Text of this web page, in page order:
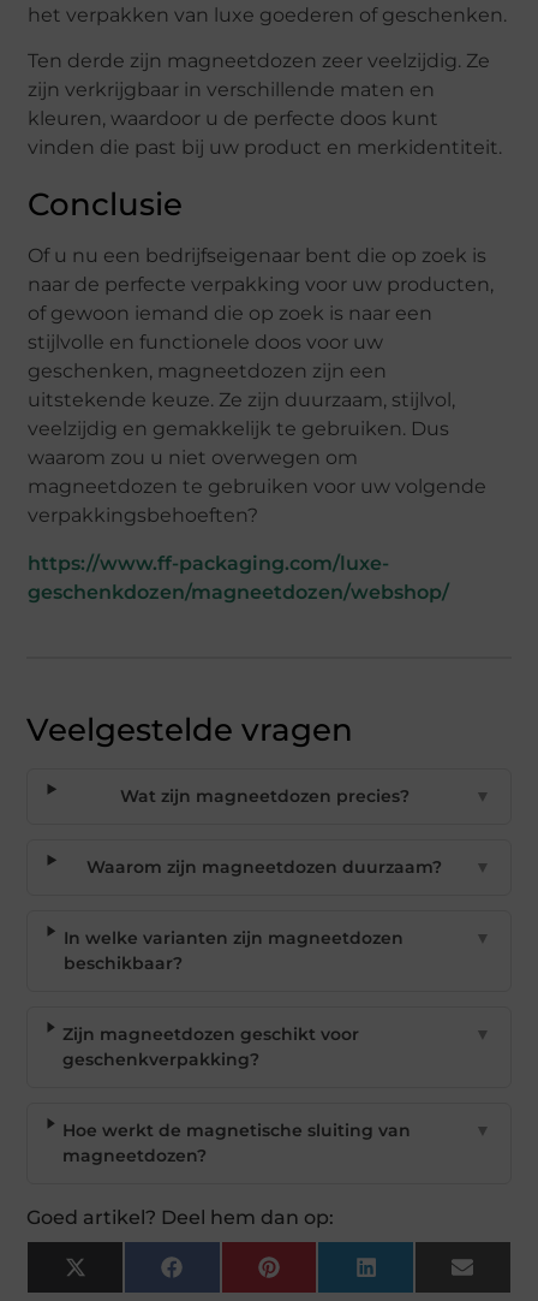
het verpakken van luxe goederen of geschenken.
Ten derde zijn magneetdozen zeer veelzijdig. Ze
zijn verkrijgbaar in verschillende maten en
kleuren, waardoor u de perfecte doos kunt
vinden die past bij uw product en merkidentiteit.
Conclusie
Of u nu een bedrijfseigenaar bent die op zoek is
naar de perfecte verpakking voor uw producten,
of gewoon iemand die op zoek is naar een
stijlvolle en functionele doos voor uw
geschenken, magneetdozen zijn een
uitstekende keuze. Ze zijn duurzaam, stijlvol,
veelzijdig en gemakkelijk te gebruiken. Dus
waarom zou u niet overwegen om
magneetdozen te gebruiken voor uw volgende
verpakkingsbehoeften?
https://www.ff-packaging.com/luxe-
geschenkdozen/magneetdozen/webshop/
Veelgestelde vragen
Wat zijn magneetdozen precies? ▼
Waarom zijn magneetdozen duurzaam? ▼
In welke varianten zijn magneetdozen
beschikbaar?
▼
Zijn magneetdozen geschikt voor
geschenkverpakking?
▼
Hoe werkt de magnetische sluiting van
magneetdozen?
▼
Goed artikel? Deel hem dan op:
X
(Twitter)
Facebook Pinterest LinkedIn Email